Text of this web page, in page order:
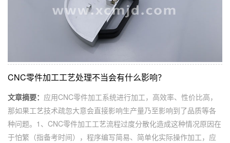
CNC零件加工工艺处理不当会有什么影响？
文章摘要： 应用CNC零件加工系统进行加工，高效率、性价比高，
那如果工艺技术疏忽大意会直接影响生产量乃至影响到了品质等各
种问题。1、CNC零件加工工艺流程过度分散化造成这种情况原因在
于怕繁（指备考时间），程序编写简易、简单化实际操作加工，应